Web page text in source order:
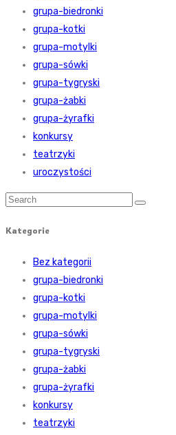
grupa-biedronki
grupa-kotki
grupa-motylki
grupa-sówki
grupa-tygryski
grupa-żabki
grupa-żyrafki
konkursy
teatrzyki
uroczystości
Kategorie
Bez kategorii
grupa-biedronki
grupa-kotki
grupa-motylki
grupa-sówki
grupa-tygryski
grupa-żabki
grupa-żyrafki
konkursy
teatrzyki